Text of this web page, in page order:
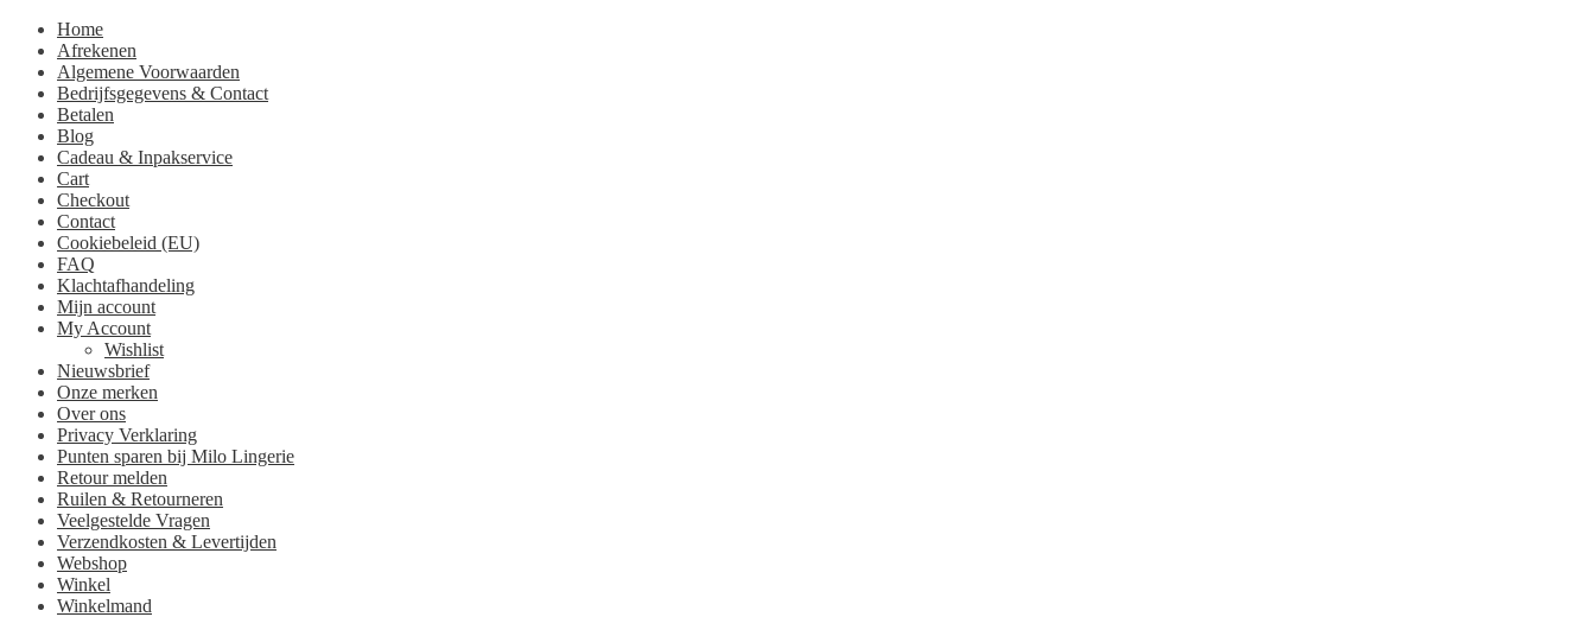
Home
Afrekenen
Algemene Voorwaarden
Bedrijfsgegevens & Contact
Betalen
Blog
Cadeau & Inpakservice
Cart
Checkout
Contact
Cookiebeleid (EU)
FAQ
Klachtafhandeling
Mijn account
My Account
Wishlist
Nieuwsbrief
Onze merken
Over ons
Privacy Verklaring
Punten sparen bij Milo Lingerie
Retour melden
Ruilen & Retourneren
Veelgestelde Vragen
Verzendkosten & Levertijden
Webshop
Winkel
Winkelmand